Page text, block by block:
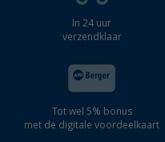
In 24 uur
verzendklaar
Tot wel 5% bonus
met de digitale voordeelkaart